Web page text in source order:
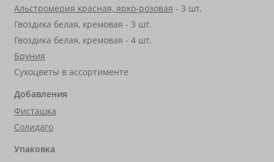
Альстромерия красная, ярко-розовая - 3 шт.
Гвоздика белая, кремовая - 3 шт.
Гвоздика белая, кремовая - 4 шт.
Бруния
Сухоцветы в ассортименте
Добавления
Фисташка
Солидаго
Упаковка